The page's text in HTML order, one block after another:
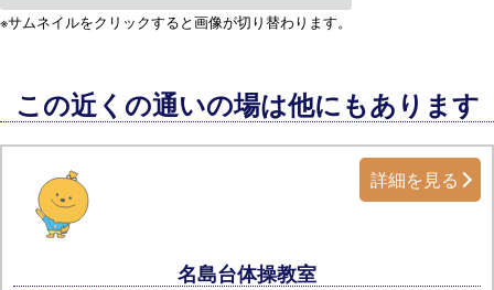
※サムネイルをクリックすると画像が切り替わります。
この近くの通いの場は他にもあります
名島台体操教室
詳細を見る